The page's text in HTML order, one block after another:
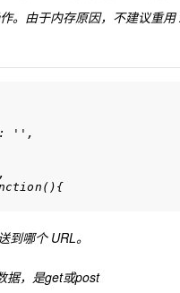
。由于内存原因，不建议重用
'',
到哪个 URL。
据，是get或post